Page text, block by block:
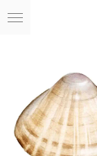
Ga
hoofdinhoud